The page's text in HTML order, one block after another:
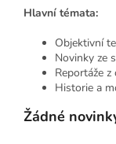
Hlavní témata:
Objektivní
Novinky ze
Reportáže z
Historie a
Žádné